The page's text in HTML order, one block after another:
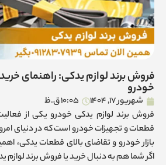
فروش برند لوازم یدکی: راهنمای
خودرو
شهریور 17, 1404
10:05 ق.ظ
فروش برند لوازم یدکی خودرو یکی از
قطعات و تجهیزات خودرو است که در دنیای
بازار خودرو و تقاضای بالای قطعات یدکی،
اگر شما هم به دنبال خرید یا فروش برند لوازم